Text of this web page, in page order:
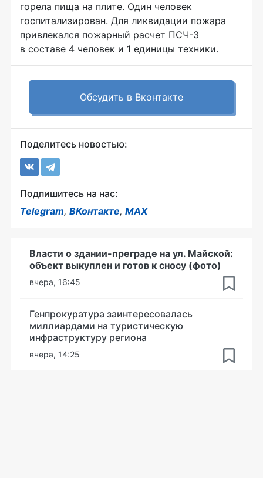
горела пища на плите. Один человек
госпитализирован. Для ликвидации пожара
привлекался пожарный расчет ПСЧ-3
в составе 4 человек и 1 единицы техники.
Обсудить в Вконтакте
Поделитесь новостью:
Подпишитесь на нас:
Telegram, ВКонтакте, MAX
Власти о здании-преграде на ул. Майской:
объект выкуплен и готов к сносу (фото)
вчера, 16:45
Генпрокуратура заинтересовалась
миллиардами на туристическую
инфраструктуру региона
вчера, 14:25